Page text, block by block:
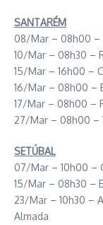
SANTARÉM
08/Mar – 08h00 –
10/Mar – 08h30 –
15/Mar – 16h00 –
16/Mar – 08h00 –
17/Mar – 08h00 –
27/Mar – 08h00 –
SETÚBAL
07/Mar – 10h00 –
15/Mar – 08h30 –
23/Mar – 10h30 –
Almada